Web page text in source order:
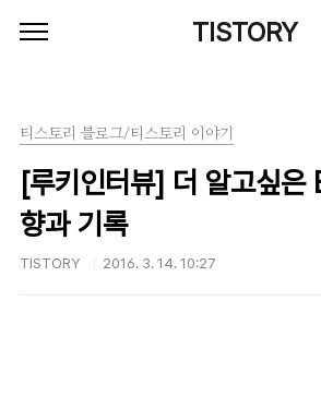
TISTORY
티스토리 블로그/티스토리 이야기
[루키인터뷰] 더 알고싶은
향과 기록
TISTORY 2016. 3. 14. 10:27